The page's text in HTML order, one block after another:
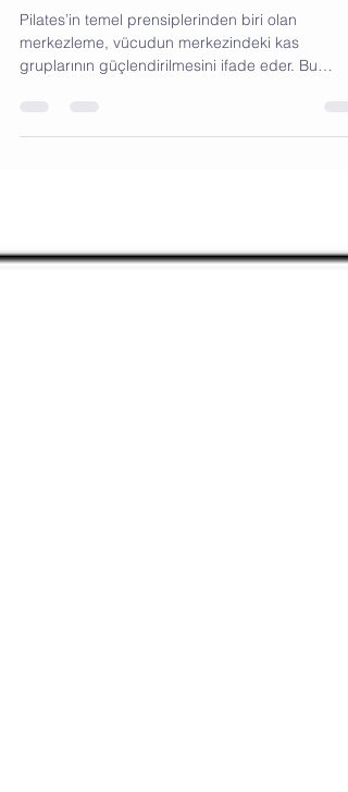
Pilates’in temel prensiplerinden biri olan
merkezleme, vücudun merkezindeki kas
gruplarının güçlendirilmesini ifade eder. Bu